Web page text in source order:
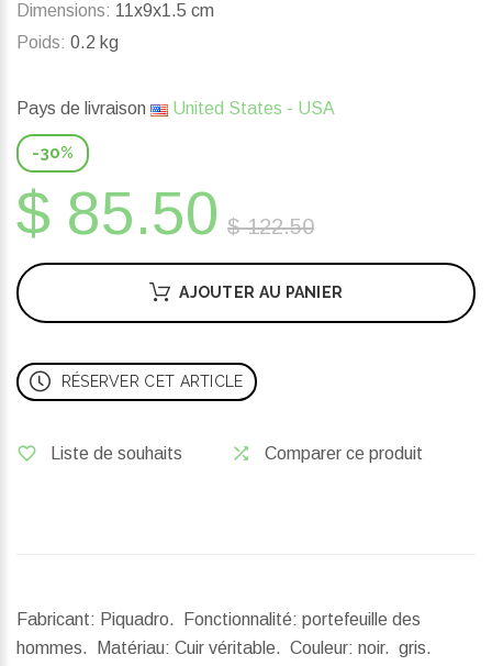
Dimensions: 11x9x1.5 cm
Poids: 0.2 kg
Pays de livraison United States - USA
-30%
$ 85.50 $ 122.50
AJOUTER AU PANIER
RÉSERVER CET ARTICLE
Liste de souhaits Comparer ce produit
Fabricant: Piquadro. Fonctionnalité: portefeuille des
hommes. Matériau: Cuir véritable. Couleur: noir. gris.